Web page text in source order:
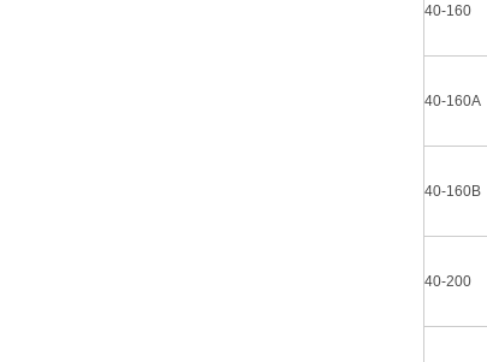
40-160
40-160A
40-160B
40-200